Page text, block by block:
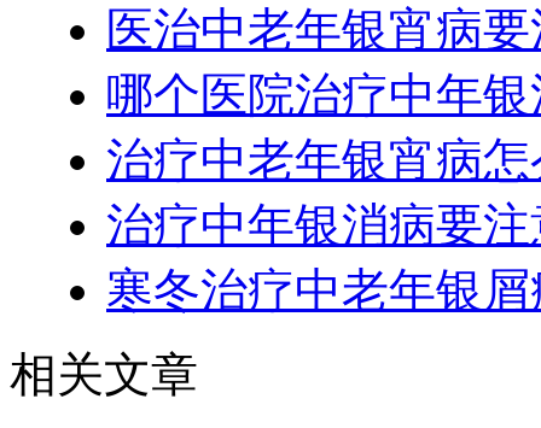
医治中老年银宵病
哪个医院治疗中年
治疗中老年银宵病
治疗中年银消病要
寒冬治疗中老年银
相关文章